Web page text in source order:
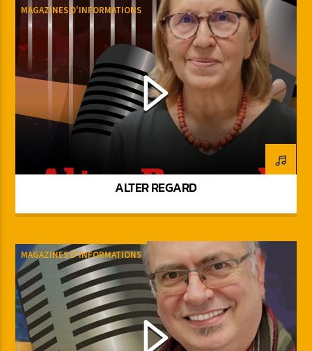
MAGAZINES D'INFORMATIONS
ALTER REGARD
MAGAZINES D'INFORMATIONS